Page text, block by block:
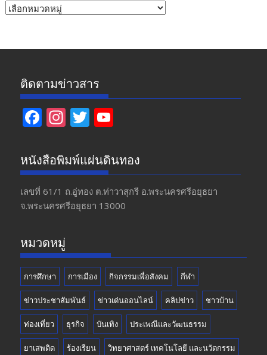
หัวข้อ
ติดตามข่าวสาร
F
e
b
o
o
In
a
gr
a
m
T
itt
er
u
T
u
b
หนังสือพิมพ์แผ่นดินทอง
เลขที่ 61/1 ถ.อู่ทอง​ ต.​ท่าวาสุกรี​ อ.พระนครศรีอยุธยา​
จ.พระนครศรีอยุธยา 13000
หมวดหมู่
การศึกษา การเมือง กิจกรรมเพื่อสังคม กีฬา
ข่าวประชาสัมพันธ์ ข่าวเด่นออนไลน์ คลิปข่าว ชาวบ้าน
ท่องเที่ยว ธุรกิจ บันเทิง ประเพณีและวัฒนธรรม
ยาเสพติด ร้องเรียน วิทยาศาสตร์ เทคโนโลยี และนวัตกรรม